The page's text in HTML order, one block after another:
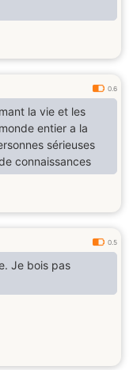
0.6
la vie et les
entier a la
sérieuses
connaissances
0.5
Je bois pas